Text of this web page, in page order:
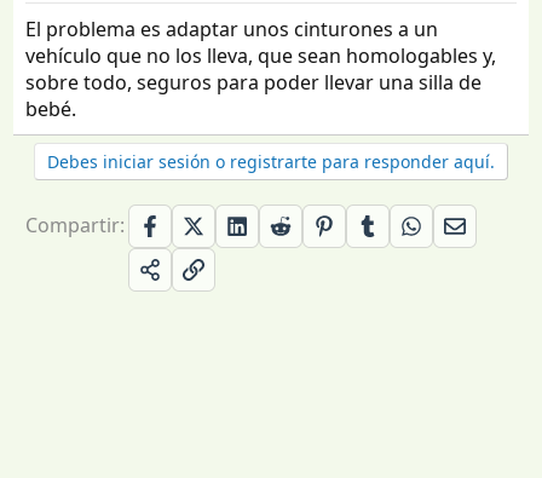
El problema es adaptar unos cinturones a un
vehículo que no los lleva, que sean homologables y,
sobre todo, seguros para poder llevar una silla de
bebé.
Debes iniciar sesión o registrarte para responder aquí.
Compartir: